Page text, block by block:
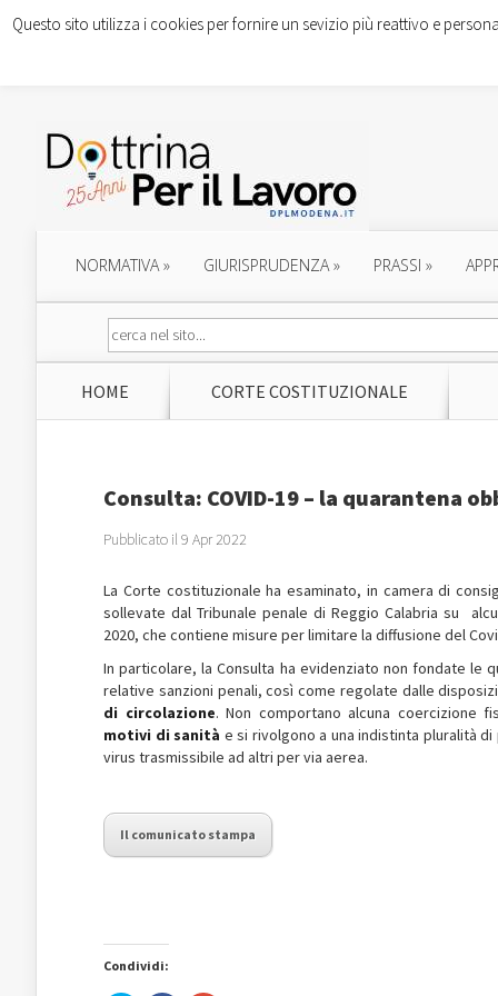
NORMATIVA» GIURISPRUDENZA» PRASSI »
HOME CORTE COSTITUZIONALE
Consulta: COVID-19 – la quarantena
Pubblicato il 9 Apr 2022
La Corte costituzionale ha esaminato, in camera di
sollevate dal Tribunale penale di Reggio Calabria su
2020, che contiene misure per limitare la diffusione del
In particolare, la Consulta ha evidenziato non fondate le
relative sanzioni penali, così come regolate dalle
di circolazione. Non comportano alcuna coercizione
motivi di sanità e si rivolgono a una indistinta pluralità
virus trasmissibile ad altri per via aerea.
Il comunicato stampa
Condividi:
Questo sito utilizza i cookies per fornire un sevizio più reattivo e